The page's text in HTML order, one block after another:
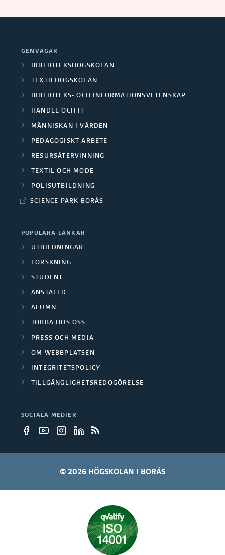
n
GENVÄGAR
BIBLIOTEKSHÖGSKOLAN
TEXTILHÖGSKOLAN
BIBLIOTEKS- OCH INFORMATIONSVETENSKAP
HANDEL OCH IT
MÄNNISKAN I VÅRDEN
PEDAGOGISKT ARBETE
RESURSÅTERVINNING
TEXTIL OCH MODE
POLISUTBILDNING
SCIENCE PARK BORÅS
POPULÄRA LÄNKAR
UTBILDNINGAR
FORSKNING
STUDENT
ANSTÄLLD
ALUMN
JOBBA HOS OSS
PRESS OCH MEDIA
OM WEBBPLATSEN
INTEGRITETSPOLICY
TILLGÄNGLIGHETSREDOGÖRELSE
SOCIALA MEDIER
© 2026 HÖGSKOLAN I BORÅS